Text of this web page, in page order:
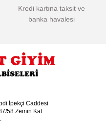
Kredi kartına taksit ve
banka havalesi
İpekçi Caddesi
58 Zemin Kat